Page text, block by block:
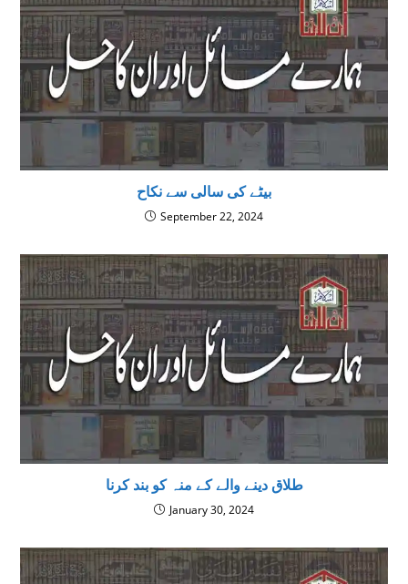
بیٹے کی سالی سے نکاح
September 22, 2024
طلاق دینے والے کے منہ کو بند کرنا
January 30, 2024